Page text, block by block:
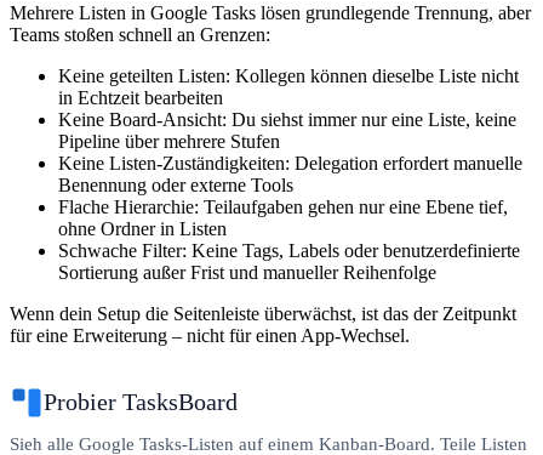
Mehrere Listen in Google Tasks lösen grundlegende Trennung, aber
Teams stoßen schnell an Grenzen:
Keine geteilten Listen: Kollegen können dieselbe Liste nicht
in Echtzeit bearbeiten
Keine Board-Ansicht: Du siehst immer nur eine Liste, keine
Pipeline über mehrere Stufen
Keine Listen-Zuständigkeiten: Delegation erfordert manuelle
Benennung oder externe Tools
Flache Hierarchie: Teilaufgaben gehen nur eine Ebene tief,
ohne Ordner in Listen
Schwache Filter: Keine Tags, Labels oder benutzerdefinierte
Sortierung außer Frist und manueller Reihenfolge
Wenn dein Setup die Seitenleiste überwächst, ist das der Zeitpunkt
für eine Erweiterung – nicht für einen App-Wechsel.
Probier TasksBoard
Sieh alle Google Tasks-Listen auf einem Kanban-Board. Teile Listen